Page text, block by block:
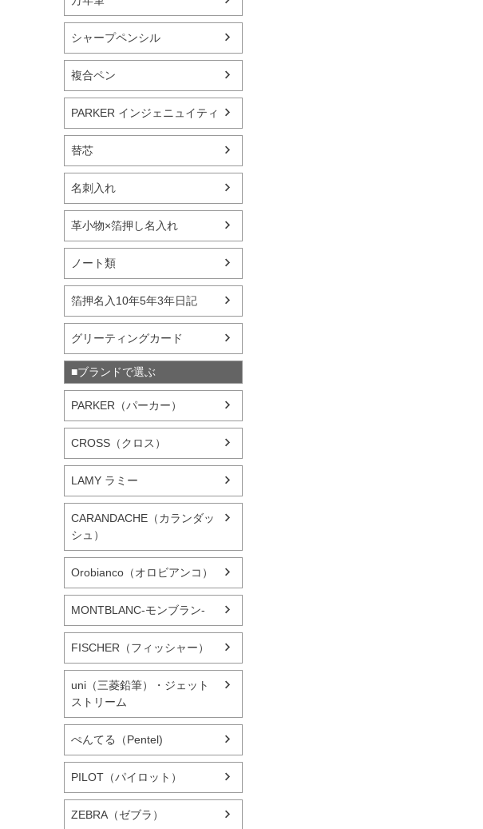
シャープペンシル
複合ペン
PARKER インジェニュイティ
替芯
名刺入れ
革小物×箔押し名入れ
ノート類
箔押名入10年5年3年日記
グリーティングカード
■ブランドで選ぶ
PARKER（パーカー）
CROSS（クロス）
LAMY ラミー
CARANDACHE（カランダッ
シュ）
Orobianco（オロビアンコ）
MONTBLANC-モンブラン-
FISCHER（フィッシャー）
uni（三菱鉛筆）・ジェット
ストリーム
ぺんてる（Pentel)
PILOT（パイロット）
ZEBRA（ゼブラ）